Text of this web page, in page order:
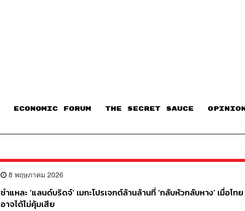
ECONOMIC FORUM THE SECRET SAUCE​ OPINION
8 พฤษภาคม 2026
ชำแหละ ‘แลนด์บริดจ์’ เมกะโปรเจกต์ล้านล้านที่ ‘กลับหัวกลับหาง’ เมื่อไทย
อาจได้ไม่คุ้มเสีย